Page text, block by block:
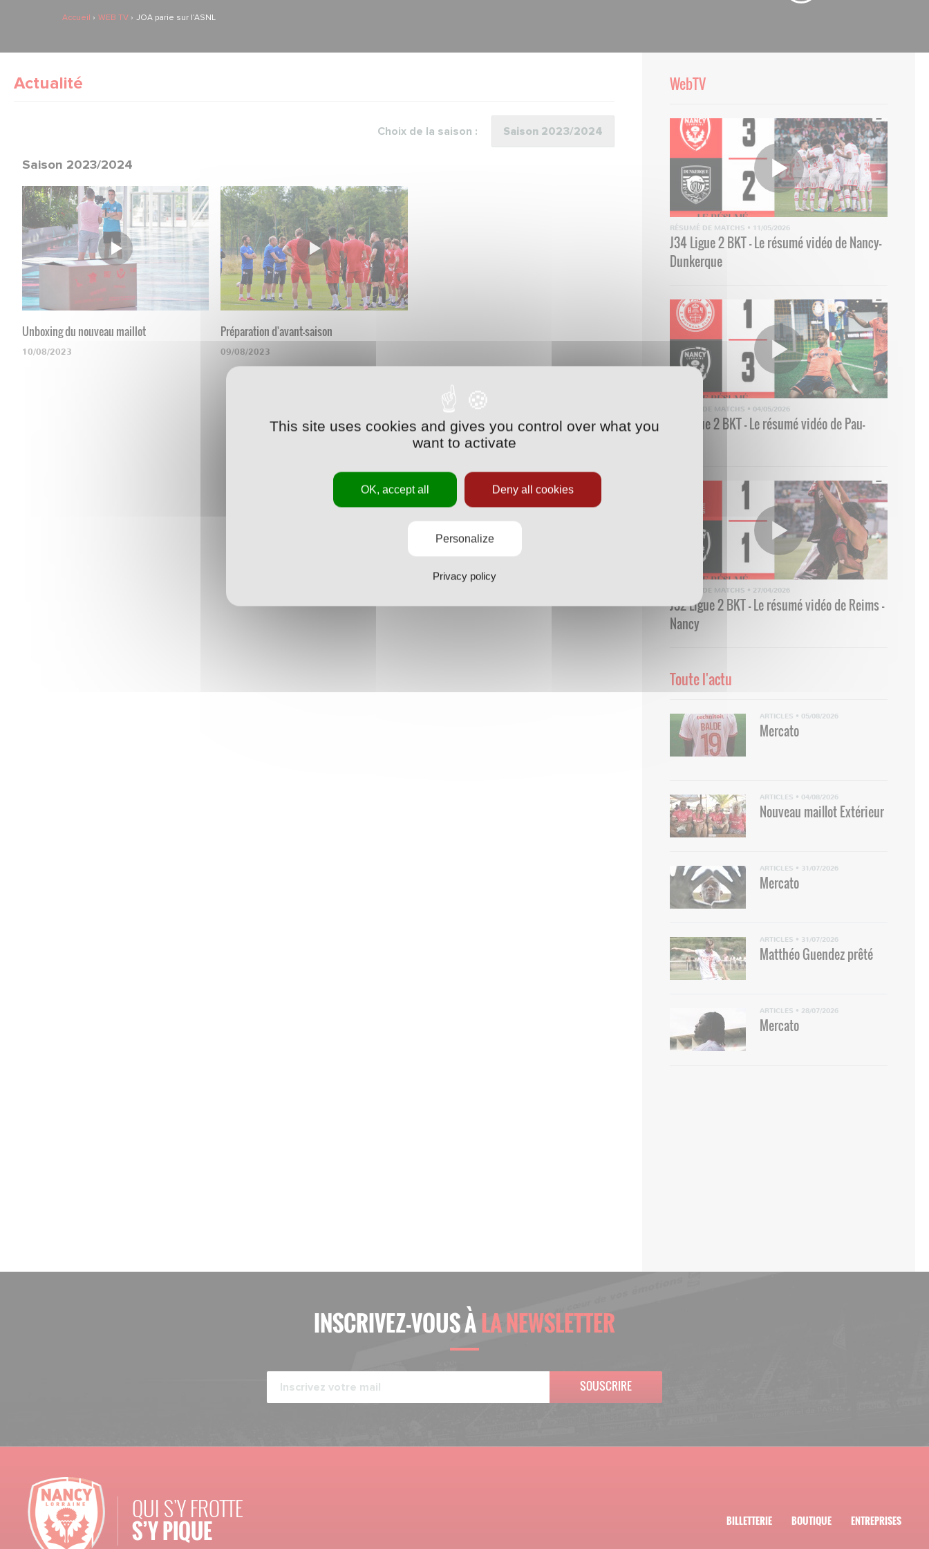
Accueil WEB TV JOA parie sur l’ASNL
Actualité
Choix de la saison :
Saison 2023/2024
Unboxing du nouveau maillot
10/08/2023
Préparation d'avant-saison
09/08/2023
WebTV
RÉSUMÉ DE MATCHS • 11/05/2026
J34 Ligue 2 BKT - Le résumé vidéo de Nancy-
Dunkerque
RÉSUMÉ DE MATCHS • 04/05/2026
33 Ligue 2 BKT - Le résumé vidéo de Pau-
RÉSUMÉ DE MATCHS • 27/04/2026
J32 Ligue 2 BKT - Le résumé vidéo de Reims -
Nancy
Toute l'actu
ARTICLES • 05/08/2026
Mercato
ARTICLES • 04/08/2026
Nouveau maillot Extérieur
ARTICLES • 31/07/2026
Mercato
ARTICLES • 31/07/2026
Matthéo Guendez prêté
ARTICLES • 28/07/2026
Mercato
INSCRIVEZ-VOUS ÀLA NEWSLETTER
SOUSCRIRE
QUI S'Y FROTTE
S’Y PIQUE BILLETTERIE BOUTIQUE ENTREPRISES
This site uses cookies and gives you control over what you
want to activate
OK, accept all Deny all cookies
Personalize
Privacy policy